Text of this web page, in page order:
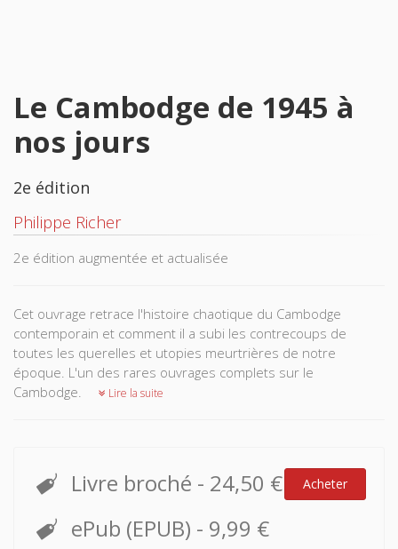
Le Cambodge de 1945 à
nos jours
2e édition
Philippe Richer
2e édition augmentée et actualisée
Cet ouvrage retrace l'histoire chaotique du Cambodge
contemporain et comment il a subi les contrecoups de
toutes les querelles et utopies meurtrières de notre
époque. L'un des rares ouvrages complets sur le
Cambodge.
Lire la suite
Livre broché - 24,50 € Acheter
ePub (EPUB) - 9,99 €